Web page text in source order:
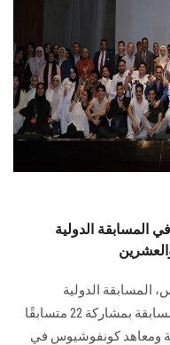
المسابقة الدولية
الدولية
التمهيدية لجسر اللغة الصينية، أقيمت المسابقة بمشاركة 22 متسابقًا
ومعاهد كونفوشيوس في